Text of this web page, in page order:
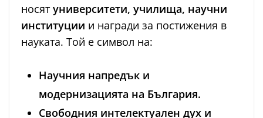
носятуниверситети, училища, научни
институции и награди за постижения в
науката. Той е символ на:
Научния напредък и
модернизацията на България.
Свободния интелектуален дух и